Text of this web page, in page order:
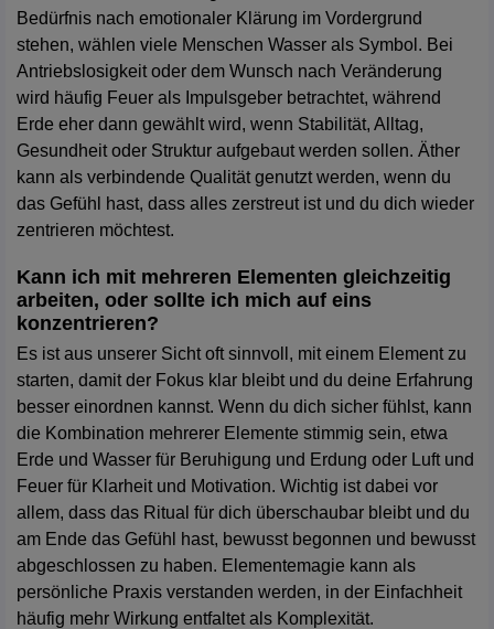
Bedürfnis nach emotionaler Klärung im Vordergrund
stehen, wählen viele Menschen Wasser als Symbol. Bei
Antriebslosigkeit oder dem Wunsch nach Veränderung
wird häufig Feuer als Impulsgeber betrachtet, während
Erde eher dann gewählt wird, wenn Stabilität, Alltag,
Gesundheit oder Struktur aufgebaut werden sollen. Äther
kann als verbindende Qualität genutzt werden, wenn du
das Gefühl hast, dass alles zerstreut ist und du dich wieder
zentrieren möchtest.
Kann ich mit mehreren Elementen gleichzeitig
arbeiten, oder sollte ich mich auf eins
konzentrieren?
Es ist aus unserer Sicht oft sinnvoll, mit einem Element zu
starten, damit der Fokus klar bleibt und du deine Erfahrung
besser einordnen kannst. Wenn du dich sicher fühlst, kann
die Kombination mehrerer Elemente stimmig sein, etwa
Erde und Wasser für Beruhigung und Erdung oder Luft und
Feuer für Klarheit und Motivation. Wichtig ist dabei vor
allem, dass das Ritual für dich überschaubar bleibt und du
am Ende das Gefühl hast, bewusst begonnen und bewusst
abgeschlossen zu haben. Elementemagie kann als
persönliche Praxis verstanden werden, in der Einfachheit
häufig mehr Wirkung entfaltet als Komplexität.